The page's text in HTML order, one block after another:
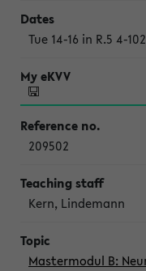
Tue 14-16 in R.5 4-
209502
Kern, Lindemann
Mastermodul B: